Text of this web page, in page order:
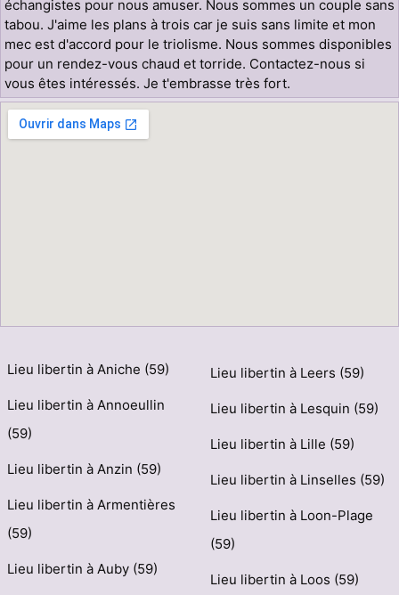
échangistes pour nous amuser. Nous sommes un couple sans
tabou. J'aime les plans à trois car je suis sans limite et mon
mec est d'accord pour le triolisme. Nous sommes disponibles
pour un rendez-vous chaud et torride. Contactez-nous si
vous êtes intéressés. Je t'embrasse très fort.
Lieu libertin à Aniche (59)
Lieu libertin à Annoeullin
(59)
Lieu libertin à Anzin (59)
Lieu libertin à Armentières
(59)
Lieu libertin à Auby (59)
Lieu libertin à Leers (59)
Lieu libertin à Lesquin (59)
Lieu libertin à Lille (59)
Lieu libertin à Linselles (59)
Lieu libertin à Loon-Plage
(59)
Lieu libertin à Loos (59)